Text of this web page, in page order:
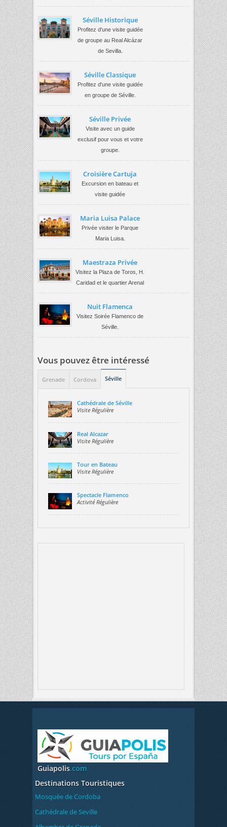
Séville Historique
Profitez d'une visite guidée
de groupe au Real Alcázar
de Sevilla.
Séville Classique
Profitez d'une visite guidée
en groupe de Séville.
Séville Privée
Visite avec un guide
exclusif pour vous et votre
groupe.
Croisière Cartuja
Excursion en bateau et
visite guidée
Maria Luisa Palace
Privée visiter le Parque
Maria Luisa.
Maestraza Privée
Visitez la Plaza de Toros, H.
Caridad et le quartier Arenal
Nuit Flamenca
Visitez Soirée Flamenco de
Séville.
Vous pouvez être intéressé
Grenade Cordova Séville
Cathédrale de Séville
Visite Régulière
Real Alcazar
Visite Régulière
Tour en Bateau
Visite Régulière
Spectacle Flamenco
Activité Régulière
Guiapolis.com
Destinations Touristiques
Mosquée de Cordoba
Cathédrale de Seville